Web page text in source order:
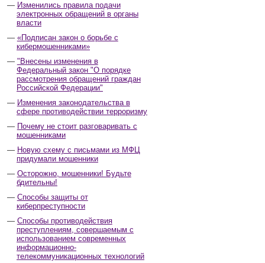
Изменились правила подачи
электронных обращений в органы
власти
«Подписан закон о борьбе с
кибермошенниками»
"Внесены изменения в
Федеральный закон "О порядке
рассмотрения обращений граждан
Российской Федерации"
Изменения законодательства в
сфере противодействии терроризму
Почему не стоит разговаривать с
мошенниками
Новую схему с письмами из МФЦ
придумали мошенники
Осторожно, мошенники! Будьте
бдительны!
Способы защиты от
киберпреступности
Способы противодействия
преступлениям, совершаемым с
использованием современных
информационно-
телекоммуникационных технологий